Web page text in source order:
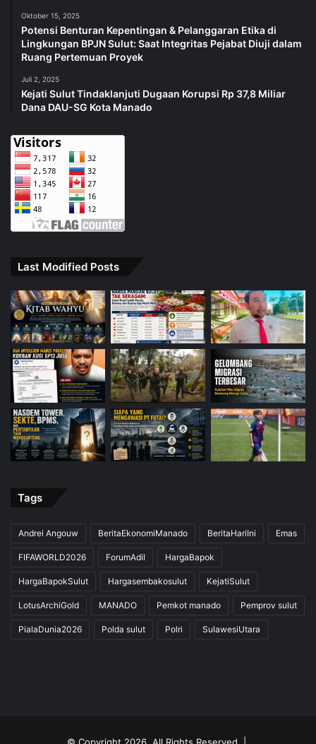
Oktober 15, 2025
Potensi Benturan Kepentingan & Pelanggaran Etika di
Lingkungan BPJN Sulut: Saat Integritas Pejabat Diuji dalam
Ruang Pertemuan Proyek
Juli 2, 2025
Kejati Sulut Tindaklanjuti Dugaan Korupsi Rp 37,8 Miliar
Dana DAU-SG Kota Manado
Last Modified Posts
Tags
Andrei Angouw BeritaEkonomiManado BeritaHariIni Emas
FIFAWORLD2026 ForumAdil HargaBapok
HargaBapokSulut Hargasembakosulut KejatiSulut
LotusArchiGold MANADO Pemkot manado Pemprov sulut
PialaDunia2026 Polda sulut Polri SulawesiUtara